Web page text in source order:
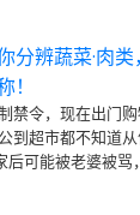
分辨蔬菜·肉
！
禁令，现在出门购
到超市都不知道
后可能被老婆被